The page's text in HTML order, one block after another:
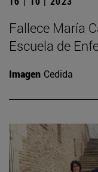
Fallece María
Escuela de
Imagen Cedida